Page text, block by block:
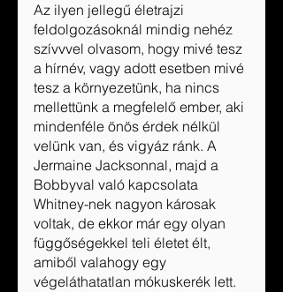
Az ilyen jellegű életrajzi
feldolgozásoknál mindig nehéz
szívvvel olvasom, hogy mivé tesz
a hírnév, vagy adott esetben mivé
tesz a környezetünk, ha nincs
mellettünk a megfelelő ember, aki
mindenféle önös érdek nélkül
velünk van, és vigyáz ránk. A
Jermaine Jacksonnal, majd a
Bobbyval való kapcsolata
Whitney-nek nagyon károsak
voltak, de ekkor már egy olyan
függőségekkel teli életet élt,
amiből valahogy egy
végeláthatatlan mókuskerék lett.